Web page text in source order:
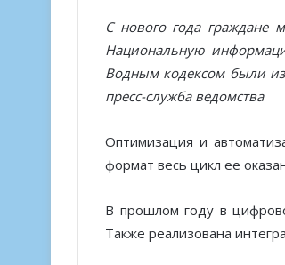
С нового года граждане
Национальную
Водным кодексом были
пресс-служба ведомства
Оптимизация и
формат весь цикл ее
В прошлом году в
Также реализована